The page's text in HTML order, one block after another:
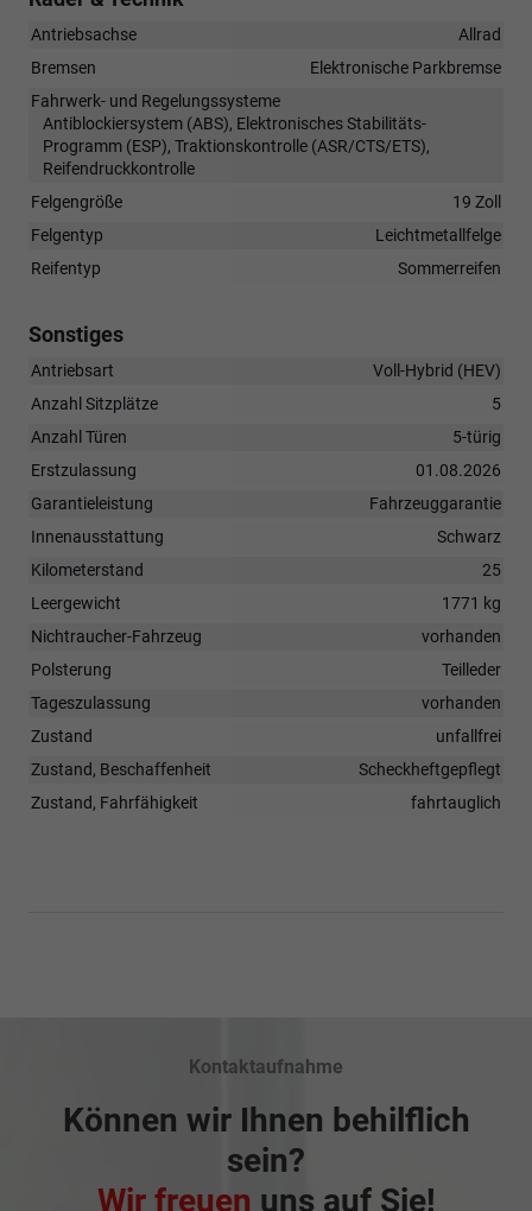
Antriebsachse
Allrad
Bremsen
Elektronische Parkbremse
Fahrwerk- und Regelungssysteme
Antiblockiersystem (ABS), Elektronisches Stabilitäts-
Programm (ESP), Traktionskontrolle (ASR/CTS/ETS),
Reifendruckkontrolle
Felgengröße
19 Zoll
Felgentyp
Leichtmetallfelge
Reifentyp
Sommerreifen
Sonstiges
Antriebsart
Voll-Hybrid (HEV)
Anzahl Sitzplätze
5
Anzahl Türen
5-türig
Erstzulassung
01.08.2026
Garantieleistung
Fahrzeuggarantie
Innenausstattung
Schwarz
Kilometerstand
25
Leergewicht
1771 kg
Nichtraucher-Fahrzeug
vorhanden
Polsterung
Teilleder
Tageszulassung
vorhanden
Zustand
unfallfrei
Zustand, Beschaffenheit
Scheckheftgepflegt
Zustand, Fahrfähigkeit
fahrtauglich
Kontaktaufnahme
Können wir Ihnen behilflich
sein?
Wir freuen uns auf Sie!